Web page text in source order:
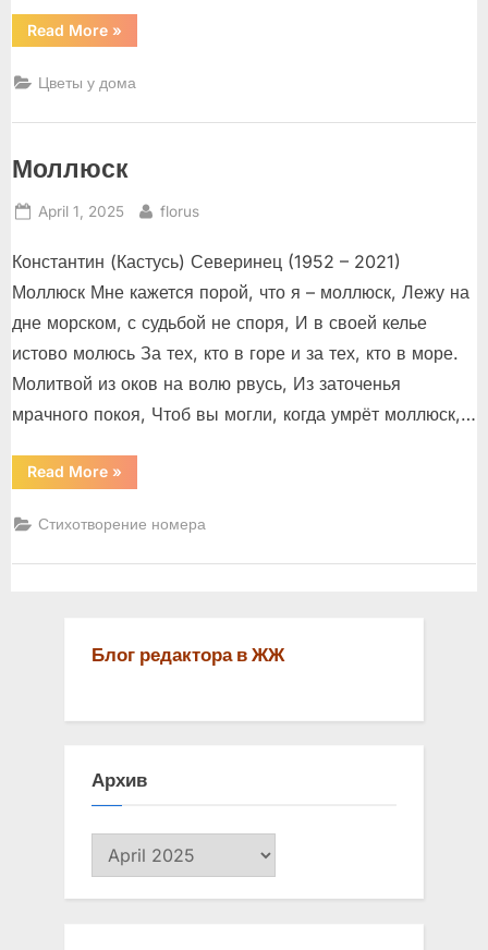
Read More“Галина
Негрук”
»
Цветы у дома
Моллюск
Posted
April 1, 2025 By
florus
Константин (Кастусь) Северинец (1952 – 2021)
Моллюск Мне кажется порой, что я – моллюск, Лежу на
дне морском, с судьбой не споря, И в своей келье
истово молюсь За тех, кто в горе и за тех, кто в море.
Молитвой из оков на волю рвусь, Из заточенья
мрачного покоя, Чтоб вы могли, когда умрёт моллюск,…
Read More“Моллюск”
»
Стихотворение номера
Блог редактора в ЖЖ
Архив
Архив